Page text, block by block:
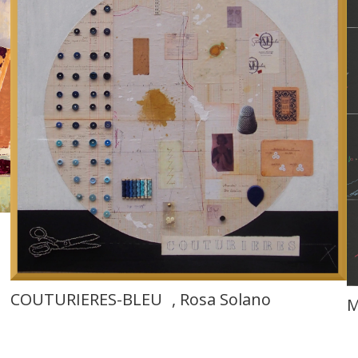
COUTURIERES-BLEU , Rosa Solano